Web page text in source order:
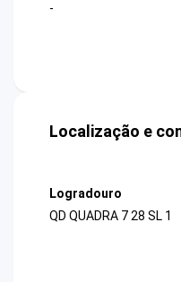
-
Localização e
Logradouro
QD QUADRA 7 28 SL 1